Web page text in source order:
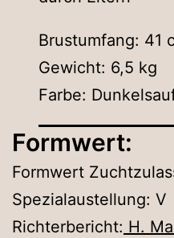
Brustumfang: 41
Gewicht: 6,5 kg
Farbe:
Formwert:
Formwert
Spezialaustellung: V
Richterbericht: H.